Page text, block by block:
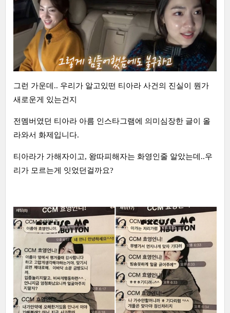
그런 가운데.. 우리가 알고있떤 티아라 사건의 진실이 뭔가
새로운게 있는건지
전멤버였던 티아라 아름 인스타그램에 의미심장한 글이 올
라와서 화제입니다.
티아라가 가해자이고, 왕따피해자는 화영인줄 알았는데..우
리가 모르는게 잇었던걸까요?